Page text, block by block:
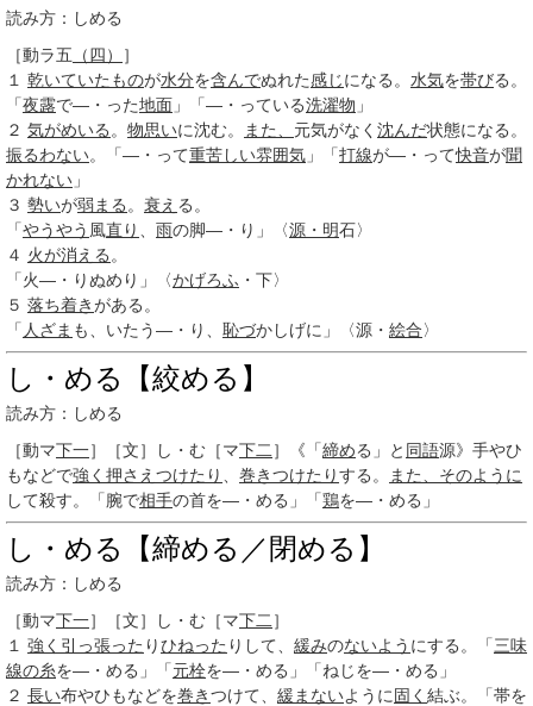
読み方：しめる
［動ラ五 （四）
］
１
乾いていたものが水分を含んでぬれた感じになる。 水気を帯びる。
「夜露で―・った地面 」「―・っている洗濯物 」
２ 気がめいる 。 物思いに沈む。 また、 元気がなく 沈んだ状態になる。
振るわない。「―・って重苦しい雰囲気 」「打線が―・って快音が聞
かれない 」
３ 勢いが弱まる 。 衰え る。
「やうやう 風直り 雨の脚―・り」〈源・明石〉
４ 火が消える 。
「火―・りぬめり」〈かげろふ ・下〉
５ 落ち着きがある。
「 人ざま も、いたう―・り、 恥づかしげに」〈源・ 絵合〉
し・める【絞める】
読み方：しめる
［動マ下一］ ［文］し・む ［マ下二 ］ 《「締める」と 同語源》手やひ
もなどで強く 押さえ つけたり 巻きつけたりする。 また、 そのように
して殺す。「腕で相手の首を―・める」「鶏を―・める」
し・める【締める／閉める】
読み方：しめる
［動マ下一］ ［文］し・む ［マ下二 ］
１
強く 引っ張った りひねった りして、 緩みのないよう にする。「三味
線の糸を―・める」「元栓を―・める」「ねじを―・める」
２ 長い布やひもなどを巻きつけて、 緩まないように 固く 結ぶ。「帯を